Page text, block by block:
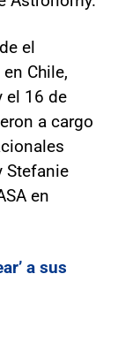
el
Chile,
el 16 de
a cargo
Stefanie
en
a sus